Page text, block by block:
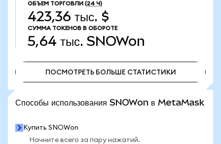
ОБЪЕМ ТОРГОВЛИ (24 Ч)
423,36 тыс. $
СУММА ТОКЕНОВ В ОБОРОТЕ
5,64 тыс. SNOWon
ПОСМОТРЕТЬ БОЛЬШЕ СТАТИСТИКИ
Способы использования SNOWon в MetaMask
Купить SNOWon
Начните всего за пару нажатий.